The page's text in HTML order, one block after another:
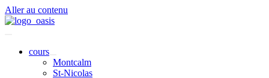
Aller au contenu
cours
Montcalm
St-Nicolas